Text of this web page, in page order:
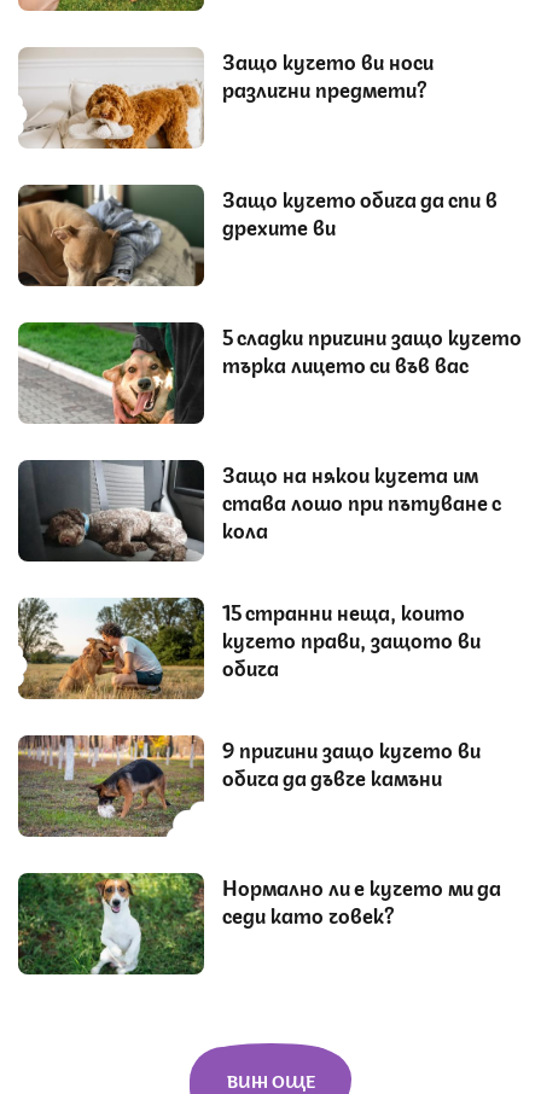
Защо кучето ви носи
различни предмети?
Защо кучето обича да спи в
дрехите ви
5 сладки причини защо кучето
търка лицето си във вас
Защо на някои кучета им
става лошо при пътуване с
кола
15 странни неща, които
кучето прави, защото ви
обича
9 причини защо кучето ви
обича да дъвче камъни
Нормално ли е кучето ми да
седи като човек?
ВИЖ ОЩЕ